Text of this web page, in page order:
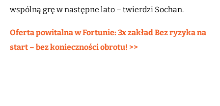
wspólną grę w następne lato – twierdzi Sochan.
Oferta powitalna w Fortunie: 3x zakład Bez ryzyka na
start – bez konieczności obrotu! >>